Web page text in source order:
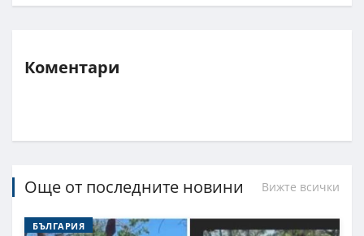
Коментари
Още от последните новини Вижте всички
БЪЛГАРИЯ